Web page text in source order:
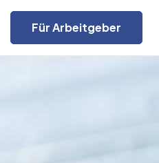
Für Arbeitgeber